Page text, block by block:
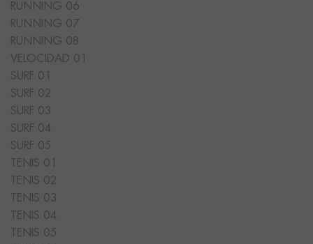
RUNNING 06
RUNNING 07
RUNNING 08
VELOCIDAD 01
SURF 01
SURF 02
SURF 03
SURF 04
SURF 05
TENIS 01
TENIS 02
TENIS 03
TENIS 04
TENIS 05